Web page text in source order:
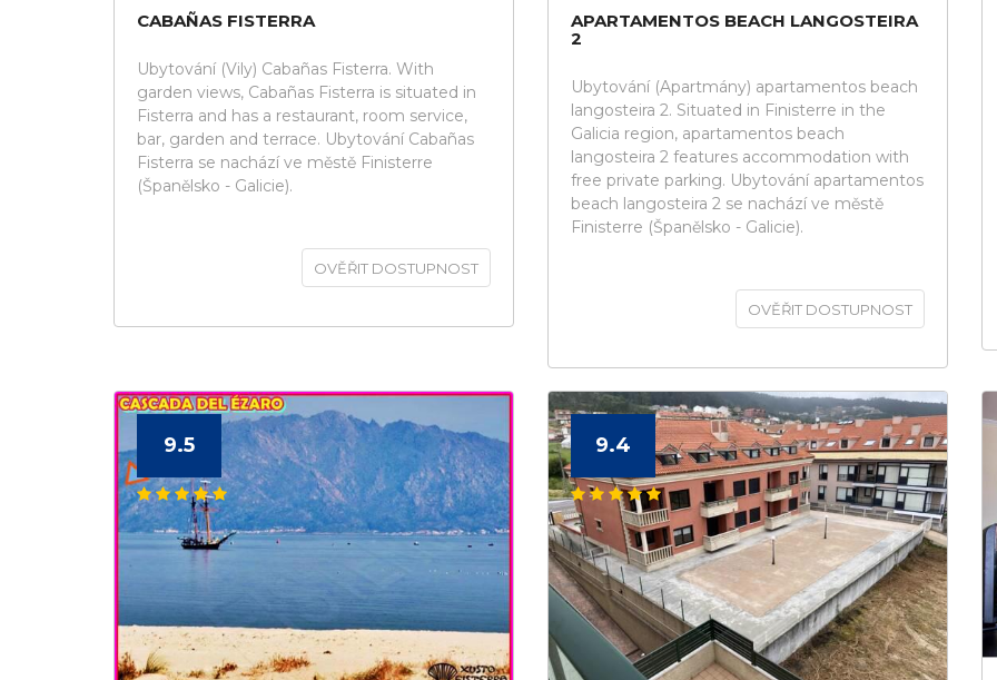
CABAÑAS FISTERRA
Ubytování (Vily) Cabañas Fisterra. With
garden views, Cabañas Fisterra is situated in
Fisterra and has a restaurant, room service,
bar, garden and terrace. Ubytování Cabañas
Fisterra se nachází ve městě Finisterre
(Španělsko - Galicie).
OVĚŘIT DOSTUPNOST
APARTAMENTOS BEACH LANGOSTEIRA
2
Ubytování (Apartmány) apartamentos beach
langosteira 2. Situated in Finisterre in the
Galicia region, apartamentos beach
langosteira 2 features accommodation with
free private parking. Ubytování apartamentos
beach langosteira 2 se nachází ve městě
Finisterre (Španělsko - Galicie).
OVĚŘIT DOSTUPNOST
9.5 9.4